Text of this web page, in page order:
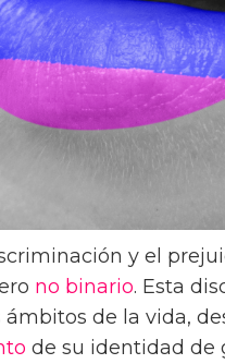
y el
no binario. Esta
de la vida,
de su identidad de